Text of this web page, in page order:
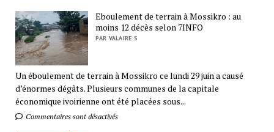
Eboulement de terrain à Mossikro : au
moins 12 décès selon 7INFO
PAR VALAIRE S
Un éboulement de terrain à Mossikro ce lundi 29 juin a causé
d’énormes dégâts. Plusieurs communes de la capitale
économique ivoirienne ont été placées sous...
Commentaires sont désactivés